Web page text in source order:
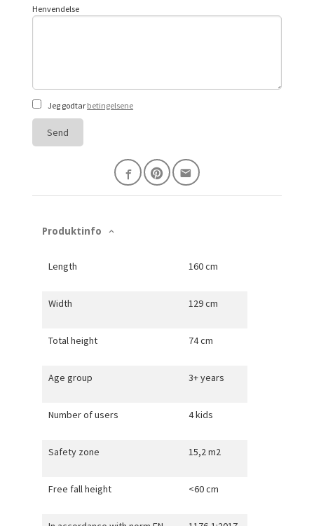
Henvendelse
Jeg godtar betingelsene
Send
Produktinfo
Length 160 cm
Width 129 cm
Total height 74 cm
Age group 3+ years
Number of users 4 kids
Safety zone 15,2 m2
Free fall height <60 cm